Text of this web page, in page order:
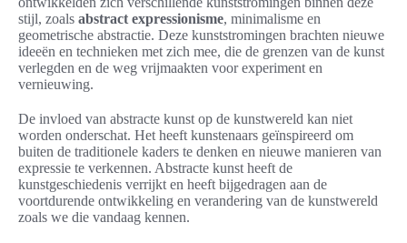
stijl, zoals abstract expressionisme, minimalisme en
geometrische abstractie. Deze kunststromingen brachten nieuwe
ideeën en technieken met zich mee, die de grenzen van de kunst
verlegden en de weg vrijmaakten voor experiment en
vernieuwing.
De invloed van abstracte kunst op de kunstwereld kan niet
worden onderschat. Het heeft kunstenaars geïnspireerd om
buiten de traditionele kaders te denken en nieuwe manieren van
expressie te verkennen. Abstracte kunst heeft de
kunstgeschiedenis verrijkt en heeft bijgedragen aan de
voortdurende ontwikkeling en verandering van de kunstwereld
zoals we die vandaag kennen.